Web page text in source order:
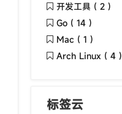
开发工具 ( 2 )
Go ( 14 )
Mac ( 1 )
Arch Linux ( 4 )
标签云